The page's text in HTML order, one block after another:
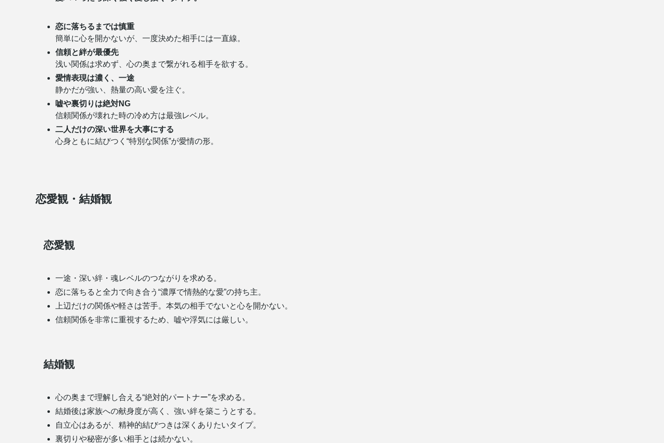
恋に落ちるまでは慎重
簡単に心を開かないが、一度決めた相手には一直線。
信頼と絆が最優先
浅い関係は求めず、心の奥まで繋がれる相手を欲する。
愛情表現は濃く、一途
静かだが強い、熱量の高い愛を注ぐ。
嘘や裏切りは絶対NG
信頼関係が壊れた時の冷め方は最強レベル。
二人だけの深い世界を大事にする
心身ともに結びつく“特別な関係”が愛情の形。
恋愛観・結婚観
恋愛観
一途・深い絆・魂レベルのつながりを求める。
恋に落ちると全力で向き合う“濃厚で情熱的な愛”の持ち主。
上辺だけの関係や軽さは苦手。本気の相手でないと心を開かない。
信頼関係を非常に重視するため、嘘や浮気には厳しい。
結婚観
心の奥まで理解し合える“絶対的パートナー”を求める。
結婚後は家族への献身度が高く、強い絆を築こうとする。
自立心はあるが、精神的結びつきは深くありたいタイプ。
裏切りや秘密が多い相手とは続かない。